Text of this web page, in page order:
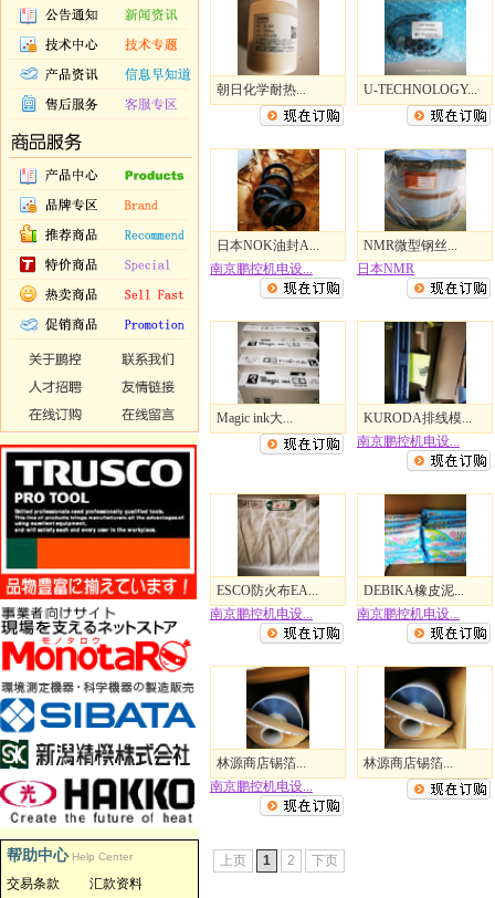
帮助中心 Help Center
交易条款
汇款资料
朝日化学耐热... U-TECHNOLOGY...
日本NOK油封A...
南京鹏控机电设...
NMR微型钢丝...
日本NMR
Magic ink大...
KURODA排线模...
南京鹏控机电设...
ESCO防火布EA...
南京鹏控机电设...
DEBIKA橡皮泥...
南京鹏控机电设...
林源商店锡箔...
南京鹏控机电设...
林源商店锡箔...
上页 1 2 下页